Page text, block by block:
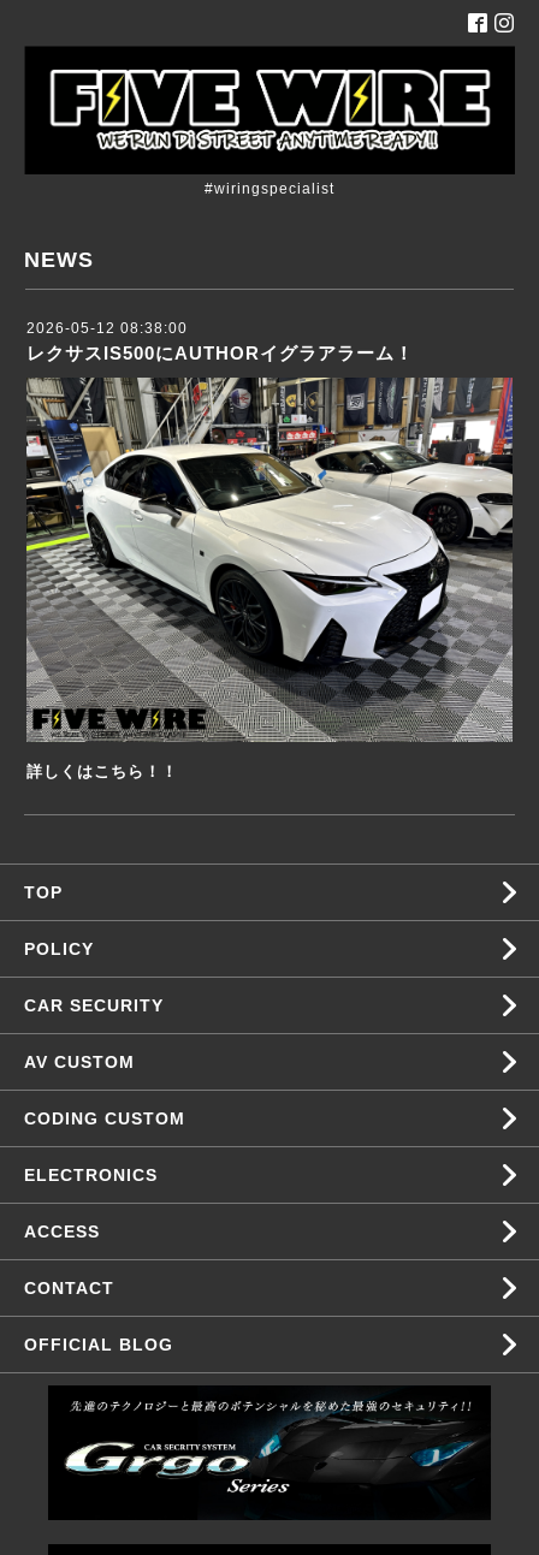
#wiringspecialist
NEWS
2026-05-12 08:38:00
レクサスIS500にAUTHORイグラアラーム！
詳しくはこちら！！
TOP
POLICY
CAR SECURITY
AV CUSTOM
CODING CUSTOM
ELECTRONICS
ACCESS
CONTACT
OFFICIAL BLOG